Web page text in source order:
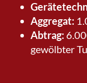
Aggregat:
Abtrag:
gewölbter